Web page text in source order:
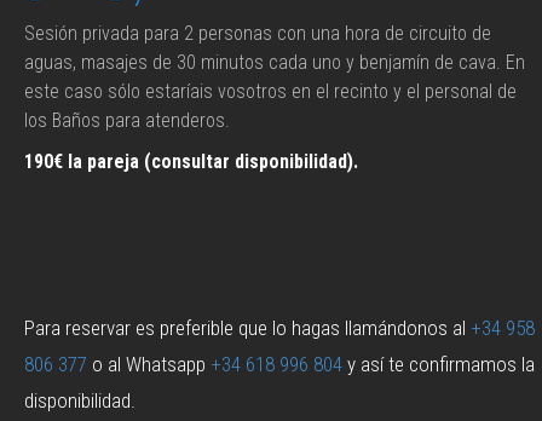
Sesión privada para 2 personas con una hora de circuito de
aguas, masajes de 30 minutos cada uno y benjamín de cava. En
este caso sólo estaríais vosotros en el recinto y el personal de
los Baños para atenderos.
190€ la pareja (consultar disponibilidad).
Para reservar es preferible que lo hagas llamándonos al +34 958
806 377 o al Whatsapp +34 618 996 804 y así te confirmamos la
disponibilidad.